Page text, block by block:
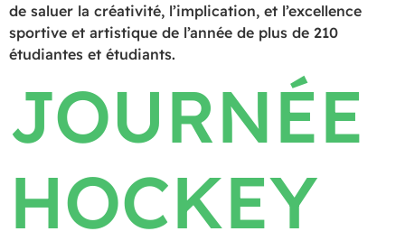
de saluer la créativité, l’implication, et l’excellence
sportive et artistique de l’année de plus de 210
étudiantes et étudiants.
JOURNÉE
HOCKEY